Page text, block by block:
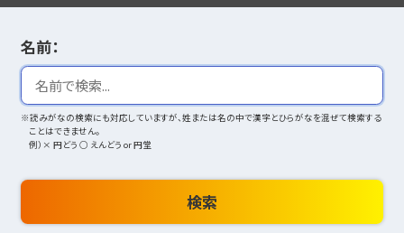
名前：
※読みがなの検索にも対応していますが、姓または名の中で漢字とひらがなを混ぜて検索する
ことはできません。
例）× 円どう ○ えんどう or 円堂
検索